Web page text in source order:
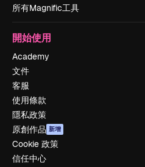
所有Magnific工具
開始使用
Academy
文件
客服
使用條款
隱私政策
原創作品 新增
Cookie 政策
信任中心